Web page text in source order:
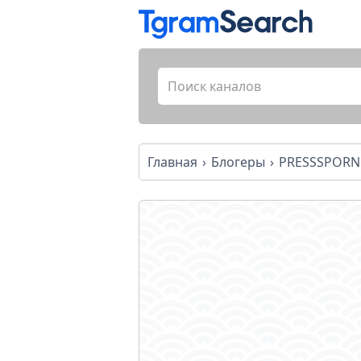
Главная Блогеры